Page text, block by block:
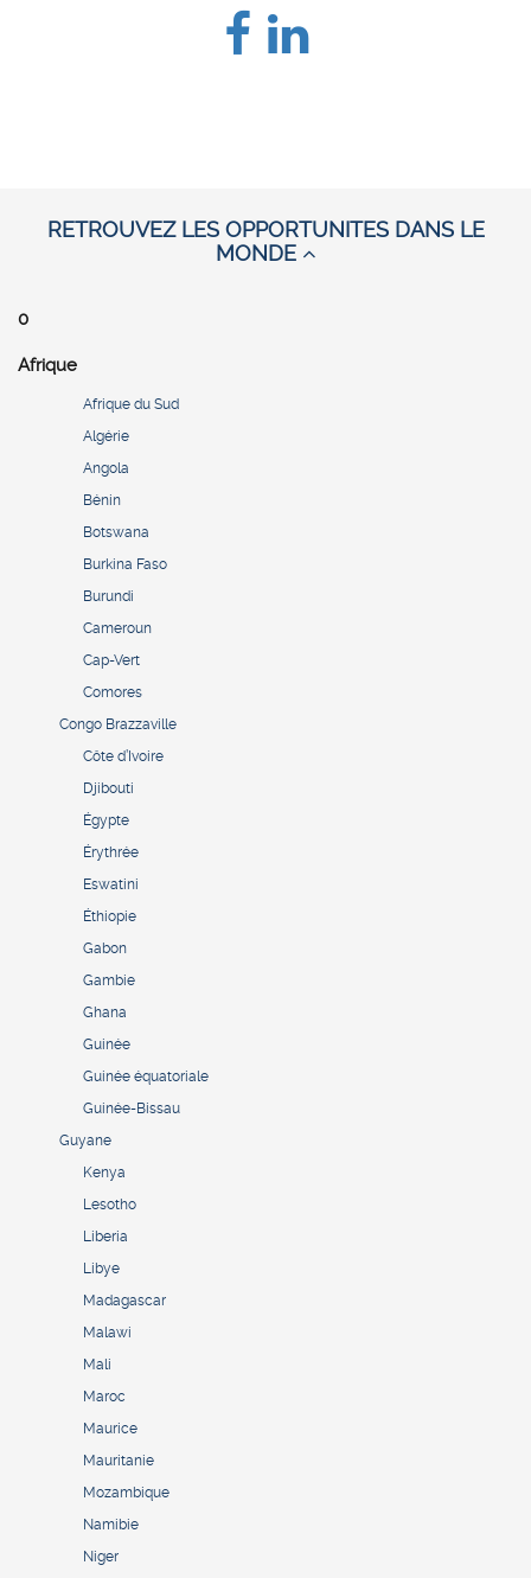
RETROUVEZ LES OPPORTUNITES DANS LE
MONDE
0
Afrique
Afrique du Sud
Algérie
Angola
Bénin
Botswana
Burkina Faso
Burundi
Cameroun
Cap-Vert
Comores
Congo Brazzaville
Côte d’Ivoire
Djibouti
Égypte
Érythrée
Eswatini
Éthiopie
Gabon
Gambie
Ghana
Guinée
Guinée équatoriale
Guinée-Bissau
Guyane
Kenya
Lesotho
Liberia
Libye
Madagascar
Malawi
Mali
Maroc
Maurice
Mauritanie
Mozambique
Namibie
Niger